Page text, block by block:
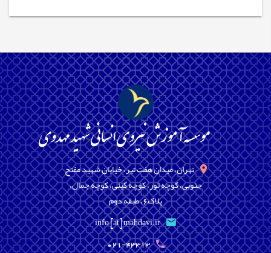
تهران، میدان هفت تیر، خیابان شهید مفتح
جنوبی، کوچه تور، کوچه گیتی، کوچه جمال،
پلاک6، طبقه دوم
info [at] mahdavi.ir
021-43313